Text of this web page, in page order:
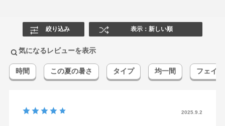
絞り込み 表示：新しい順
気になるレビューを表示
時間 この夏の暑さ タイプ 均一間 フェイ
2025.9.2